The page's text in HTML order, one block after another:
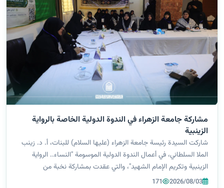
مشاركة جامعة الزهراء في الندوة الدولية الخاصة بالرواية
الزينبية
شاركت السيدة رئيسة جامعة الزهراء (عليها السلام) للبنات، أ. د. زينب
الملا السلطاني، في أعمال الندوة الدولية الموسومة "النساء.. الرواية
الزينبية وتكريم الإمام الشهيد"، والتي عقدت بمشاركة نخبة من
الشخصيات الأكاديمية والباحثين والمتخصصين في عدد من الدول،
2026/08/03
171